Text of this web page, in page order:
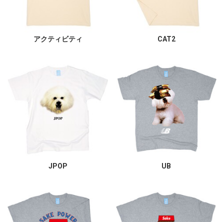
アクティビティ CAT2
JPOP UB